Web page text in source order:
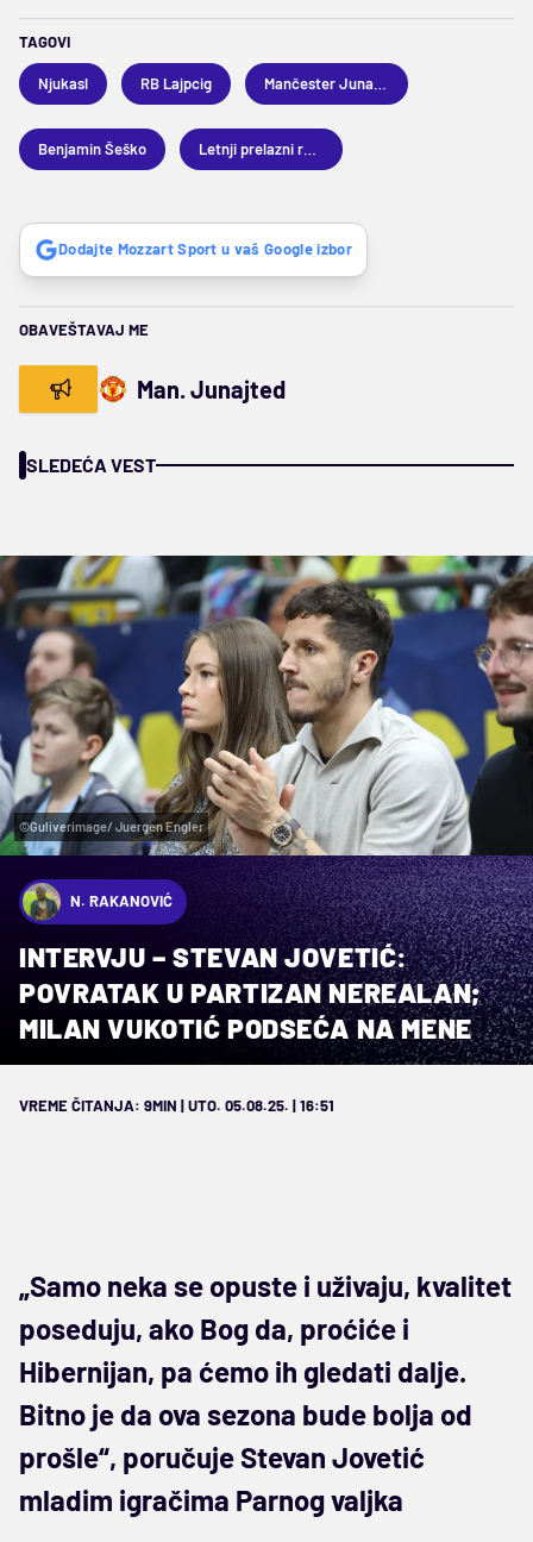
TAGOVI
Njukasl RB Lajpcig
Benjamin Šeško
Dodajte Mozzart Sport u vaš Google izbor
OBAVEŠTAVAJ ME
Man. Junajted
SLEDEĆA VEST
©Guliverimage/ Juergen Engler
N. RAKANOVIĆ
INTERVJU – STEVAN JOVETIĆ:
POVRATAK U PARTIZAN NEREALAN;
MILAN VUKOTIĆ PODSEĆA NA MENE
VREME ČITANJA: 9MIN | UTO. 05.08.25. | 16:51
„Samo neka se opuste i uživaju, kvalitet
poseduju, ako Bog da, proćiće i
Hibernijan, pa ćemo ih gledati dalje.
Bitno je da ova sezona bude bolja od
prošle“, poručuje Stevan Jovetić
mladim igračima Parnog valjka